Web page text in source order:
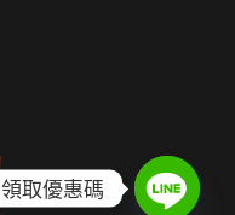
領取優惠碼